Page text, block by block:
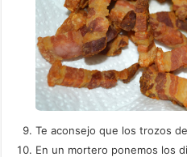
Te aconsejo que los trozos
En un mortero ponemos los